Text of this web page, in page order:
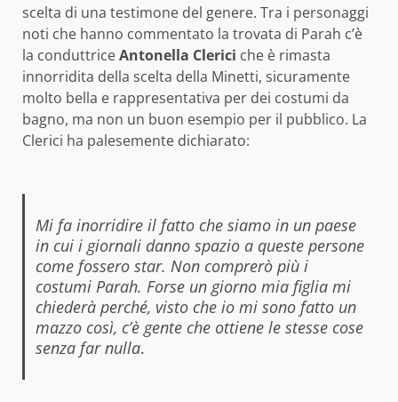
scelta di una testimone del genere. Tra i personaggi
noti che hanno commentato la trovata di Parah c’è
la conduttriceAntonella Clerici che è rimasta
innorridita della scelta della Minetti, sicuramente
molto bella e rappresentativa per dei costumi da
bagno, ma non un buon esempio per il pubblico. La
Clerici ha palesemente dichiarato:
Mi fa inorridire il fatto che siamo in un paese
in cui i giornali danno spazio a queste persone
come fossero star. Non comprerò più i
costumi Parah. Forse un giorno mia figlia mi
chiederà perché, visto che io mi sono fatto un
mazzo così, c’è gente che ottiene le stesse cose
senza far nulla.